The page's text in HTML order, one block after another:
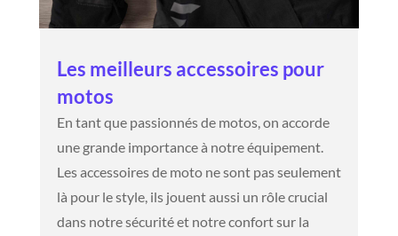
Les meilleurs accessoires pour
motos
En tant que passionnés de motos, on accorde
une grande importance à notre équipement.
Les accessoires de moto ne sont pas seulement
là pour le style, ils jouent aussi un rôle crucial
dans notre sécurité et notre confort sur la